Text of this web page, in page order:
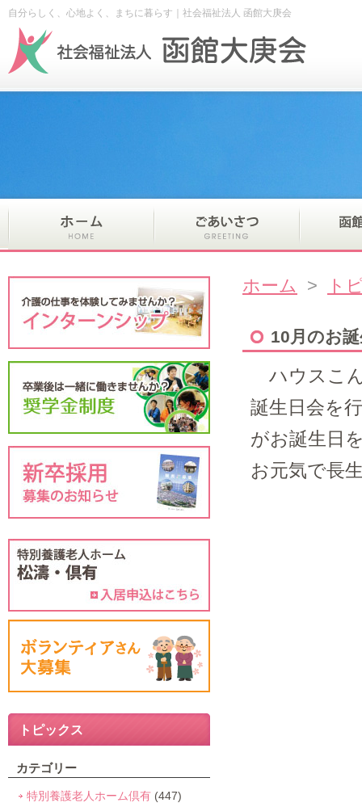
自分らしく、心地よく、まちに暮らす｜社会福祉法人 函館大庚会
ホーム > ト
10月のお
ハウスこ
誕生日会を
がお誕生日
お元気で長
トピックス
カテゴリー
特別養護老人ホーム倶有 (447)